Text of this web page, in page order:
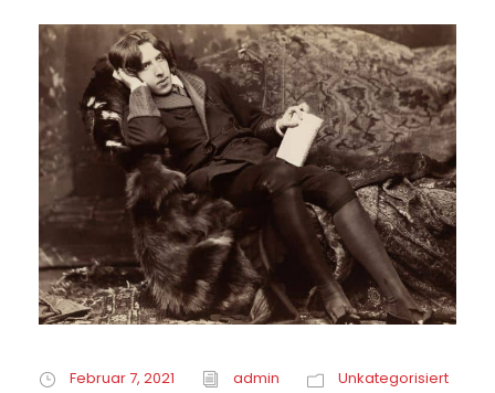
Februar 7, 2021 admin Unkategorisiert